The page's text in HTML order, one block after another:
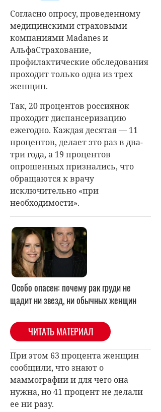
Согласно опросу, проведенному
медицинскими страховыми
компаниями Madanes и
АльфаСтрахование,
профилактические обследования
проходит только одна из трех
женщин.
Так, 20 процентов россиянок
проходит диспансеризацию
ежегодно. Каждая десятая — 11
процентов, делает это раз в два-
три года, а 19 процентов
опрошенных признались, что
обращаются к врачу
исключительно «при
необходимости».
Особо опасен: почему рак груди не
щадит ни звезд, ни обычных женщин
ЧИТАТЬ МАТЕРИАЛ
При этом 63 процента женщин
сообщили, что знают о
маммографии и для чего она
нужна, но 41 процент не делали
ее ни разу.